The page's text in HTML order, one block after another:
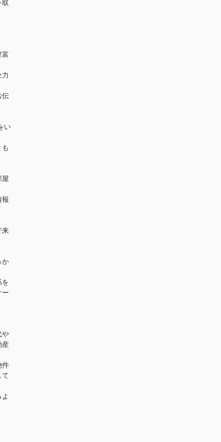
富
伝
い
屋
報
来
か
を
ー
や
産
件
て